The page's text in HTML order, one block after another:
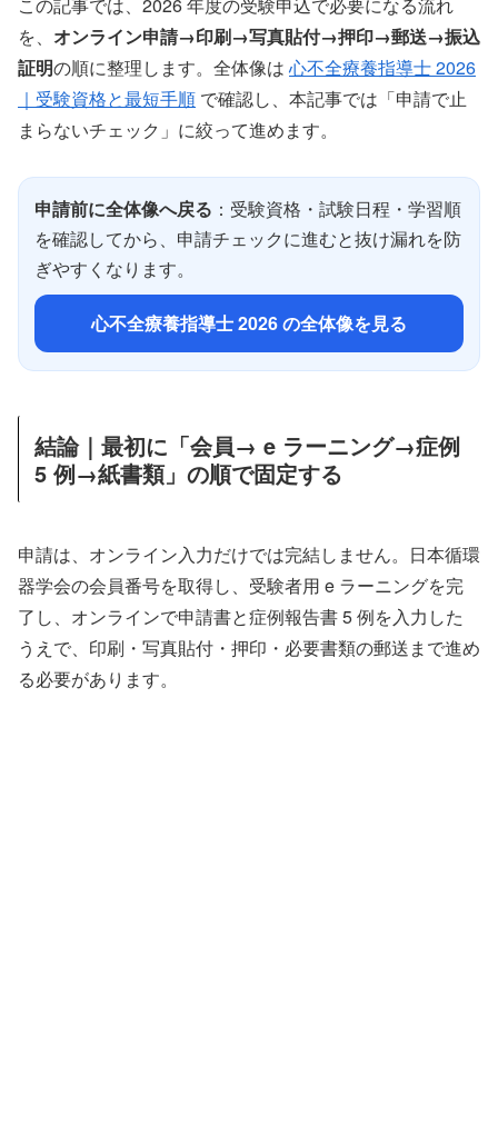
を、 オンライン申請→印刷→写真貼付→押印→郵送→振込
証明の順に整理します。全体像は 心不全療養指導士 2026
｜受験資格と最短手順 で確認し、本記事では「申請で止
まらないチェック」に絞って進めます。
申請前に全体像へ戻る ：受験資格・試験日程・学習順
を確認してから、申請チェックに進むと抜け漏れを防
ぎやすくなります。
心不全療養指導士 2026 の全体像を見る
結論｜最初に「会員→ e ラーニング→症例
5 例→紙書類」の順で固定する
申請は、オンライン入力だけでは完結しません。日本循環
器学会の会員番号を取得し、受験者用 e ラーニングを完
了し、オンラインで申請書と症例報告書 5 例を入力した
うえで、印刷・写真貼付・押印・必要書類の郵送まで進め
る必要があります。